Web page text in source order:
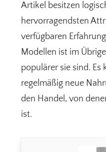
Artikel besitzen
hervorragendsten
verfügbaren
Modellen ist im
populärer sie sind. Es
regelmäßig neue
den Handel, von
ist.